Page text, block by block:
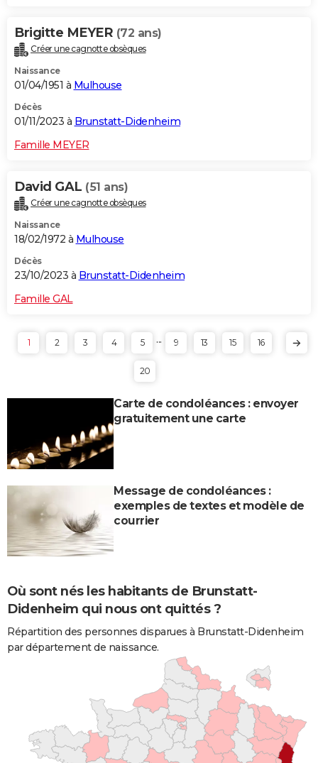
Brigitte MEYER (72 ans)
Créer une cagnotte obsèques
Naissance
01/04/1951 à Mulhouse
Décès
01/11/2023 à Brunstatt-Didenheim
Famille MEYER
David GAL (51 ans)
Créer une cagnotte obsèques
Naissance
18/02/1972 à Mulhouse
Décès
23/10/2023 à Brunstatt-Didenheim
Famille GAL
1 2 3 4 5 ... 9 13 15 16
20
Carte de condoléances : envoyer
gratuitement une carte
Message de condoléances :
exemples de textes et modèle de
courrier
Où sont nés les habitants de Brunstatt-
Didenheim qui nous ont quittés ?
Répartition des personnes disparues à Brunstatt-Didenheim
par département de naissance.